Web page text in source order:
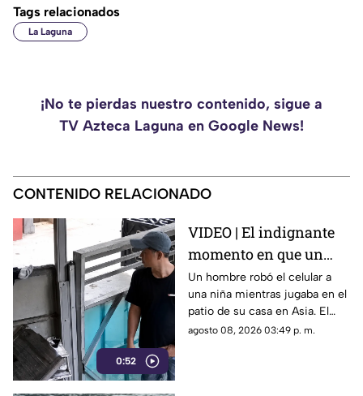
Tags relacionados
La Laguna
¡No te pierdas nuestro contenido, sigue a
TV Azteca Laguna en Google News!
CONTENIDO RELACIONADO
0:52
VIDEO | El indignante
momento en que un
hombre roba el celular
a una niña en su propia
casa
Un hombre robó el celular a
una niña mientras jugaba en el
patio de su casa en Asia. El
video viral muestra cómo
agosto 08, 2026 03:49 p. m.